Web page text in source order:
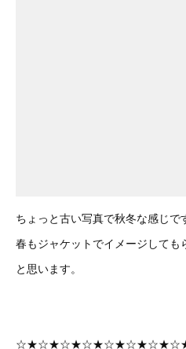
ちょっと古い写真で秋冬な感じで
春もジャケットでイメージして
と思います。